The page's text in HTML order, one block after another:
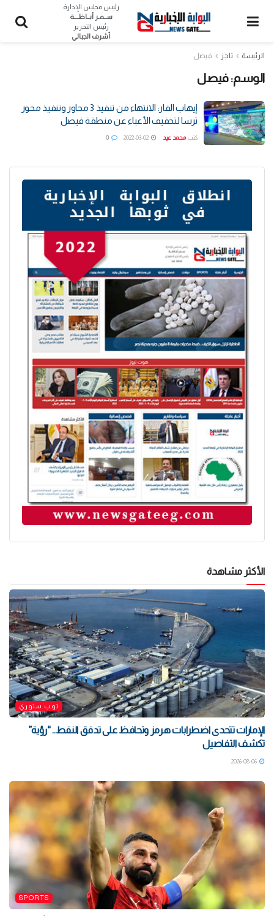
رئيس مجلس الإدارة
ســمـر أبــاظــــة
رئيس التحرير
أشرف الجبالي
الرئيسة تاجز فيصل
الوسم:فيصل
إيهاب الفار: الانتهاء من تنفيذ 3 محاور وتنفيذ محور
ترسا لتخفيف الأعباء عن منطقة فيصل
كتب محمد عيد 0
الأكثر مشاهدة
توب ستوري
الإمارات تتحدى اضطرابات هرمز وتحافظ على تدفق النفط.. “رؤية”
تكشف التفاصيل
SPORTS